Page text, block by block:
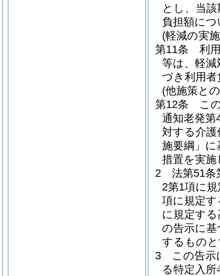
とし、当
負担額に
(軽減の実
第11条
利
等は、軽
づき利用
(他施策と
第12条
こ
通知老発第
対する介
施要綱」
措置を実
2
法第51条
2第1項に
項に規定
に規定す
の告示に
するもの
3
この告示
る特定入